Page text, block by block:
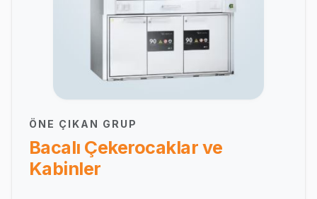
ÖNE ÇIKAN GRUP
Bacalı Çekerocaklar ve
Kabinler